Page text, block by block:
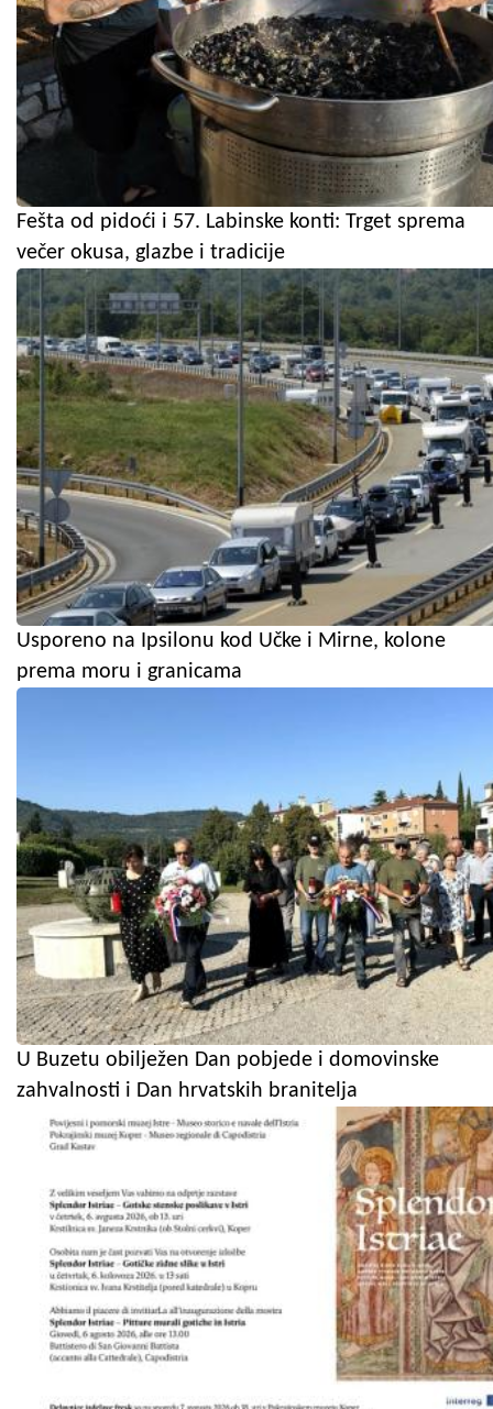
Fešta od pidoći i 57. Labinske konti: Trget sprema
večer okusa, glazbe i tradicije
Usporeno na Ipsilonu kod Učke i Mirne, kolone
prema moru i granicama
U Buzetu obilježen Dan pobjede i domovinske
zahvalnosti i Dan hrvatskih branitelja